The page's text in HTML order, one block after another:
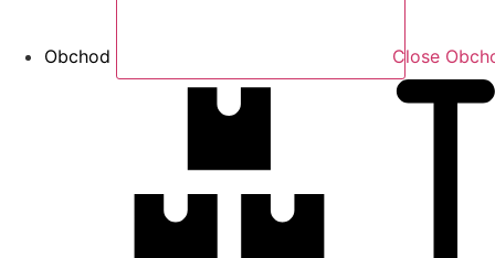
Obchod Close